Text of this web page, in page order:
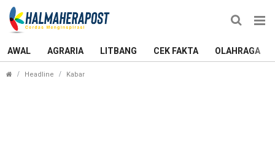
AWAL AGRARIA LITBANG CEK FAKTA OLAHRAGA
Headline Kabar